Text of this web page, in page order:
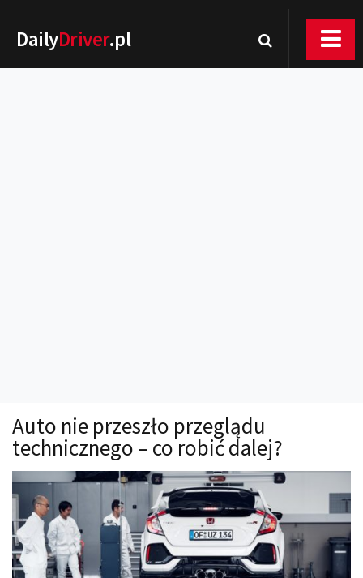
DailyDriver.pl
Technika jazdy
Oświetlenie
Kalkulatory
Przelicznik mocy
Auto z niemiec
Galerie
Auto nie przeszło przeglądu
technicznego – co robić dalej?